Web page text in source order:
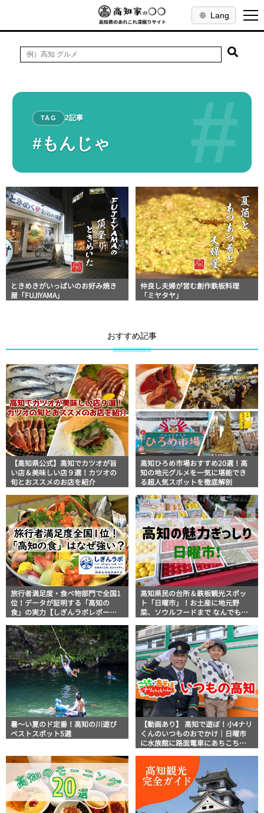
Lang
#
TAG 2記事
#もんじゃ
ときめきがいっぱいのお好み焼き
屋「FUJIYAMA」
仲良し夫婦が営む創作鉄板料理
「ミヤタヤ」
おすすめ記事
【高知県公式】高知でカツオが旨
い店＆美味しい店９選！カツオの
旬とおススメのお店を紹介
高知ひろめ市場おすすめ20選！高
知の地元グルメを一気に堪能でき
る超人気スポットを徹底解剖
旅行者満足度・食べ物部門で全国1
位！データが証明する「高知の
食」の実力【しぎんラボレポー
高知県民の台所＆鉄板観光スポッ
ト「日曜市」！お土産に地元野
菜、ソウルフードまで なんでもそ
説！
暑～い夏のド定番！高知の川遊び
ベストスポット5選
【動画あり】 高知で遊ぼ！小4ナリ
くんのいつものおでかけ｜日曜市
に水族館に路面電車にあちこち巡